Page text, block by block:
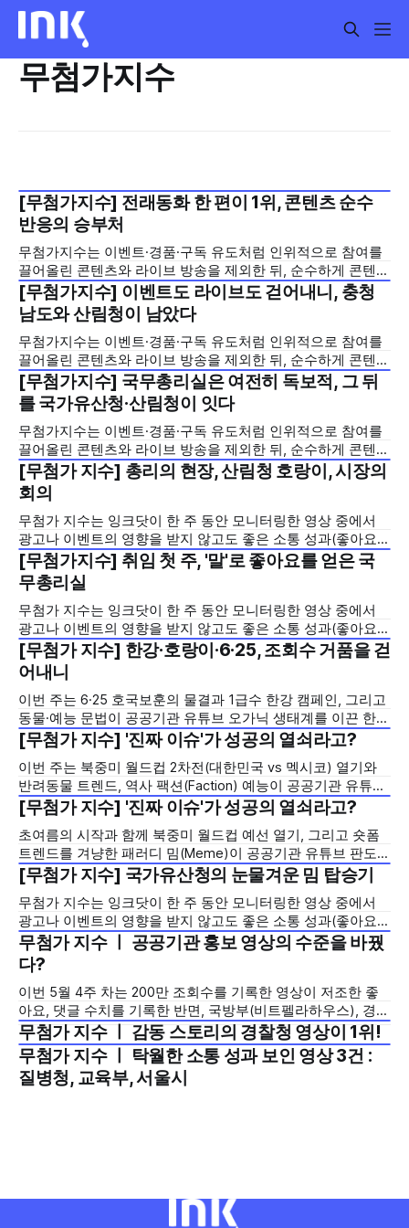
무첨가지수
2026년 7월 5주
[무첨가지수] 전래동화 한 편이 1위, 콘텐츠 순수
반응의 승부처
무첨가지수는 이벤트·경품·구독 유도처럼 인위적으로 참여를
끌어올린 콘텐츠와 라이브 방송을 제외한 뒤, 순수하게 콘텐츠
자체의 힘으로 이용자의 반응(좋아요+댓글)을 얼마나 이끌어
냈는지를 조회수 대비 비율로 측정한 지표입니다. 이벤트·경품
·추첨·응모·구독 유도 및 실시간 라이브 관련 키워드를 제목에
서 제외하고, 조회수 1,000회 이상 영상만을 대상으로 산출합
니다. 중앙행정기관과
2026년 7월 4주
[무첨가지수] 이벤트도 라이브도 걷어내니, 충청
남도와 산림청이 남았다
무첨가지수는 이벤트·경품·구독 유도처럼 인위적으로 참여를
끌어올린 콘텐츠와 라이브 방송을 제외한 뒤, 순수하게 콘텐츠
자체의 힘으로 이용자의 반응(좋아요+댓글)을 얼마나 이끌어
냈는지를 조회수 대비 비율로 측정한 지표입니다. 이벤트·경품
·추첨·응모·구독 유도 및 실시간 라이브 관련 키워드를 제목에
서 제외하고, 조회수 1,000회 이상 영상만을 대상으로 산출합
니다. 이번
2026년 7월 3주
[무첨가지수] 국무총리실은 여전히 독보적, 그 뒤
를 국가유산청·산림청이 잇다
무첨가지수는 이벤트·경품·구독 유도처럼 인위적으로 참여를
끌어올린 콘텐츠와 라이브 방송을 제외한 뒤, 순수하게 콘텐츠
자체의 힘으로 이용자의 반응(좋아요+댓글)을 얼마나 이끌어
냈는지를 조회수 대비 비율로 측정한 지표입니다. 들어가기 앞
서, 짚어둘 채널이 있습니다. 국무총리실입니다. 국무총리실은
직전 주(지수 5.11)에 이어 이번 주에도 지수 13.04로 무첨가지
수 최상위를
2026년 7월 2주
[무첨가 지수] 총리의 현장, 산림청 호랑이, 시장의
회의
무첨가 지수는 잉크닷이 한 주 동안 모니터링한 영상 중에서
광고나 이벤트의 영향을 받지 않고도 좋은 소통 성과(좋아요,
댓글)를 선보인 영상을 선정하여 소개하는 코너입니다. 물론
정책 정보의 확산을 위해 광고와 이벤트가 필요하지만, 그렇지
않고도 좋은 성과를 만들어낸 영상을 통해 여러분의 유튜브 영
상 전략에 도움이 되길 바랍니다. 이번 주는 136만
2026년 7월 1주
[무첨가지수] 취임 첫 주, '말'로 좋아요를 얻은 국
무총리실
무첨가 지수는 잉크닷이 한 주 동안 모니터링한 영상 중에서
광고나 이벤트의 영향을 받지 않고도 좋은 소통 성과(좋아요,
댓글)를 선보인 영상을 선정하여 소개하는 코너입니다. 물론
정책 정보의 확산을 위해 광고와 이벤트가 필요하지만, 그렇지
않고도 좋은 성과를 만들어낸 영상을 통해 여러분의 유튜브 영
상 전략에 도움이 되길 바랍니다. 이번 주 무첨가지수는
2026년 6월 4주
[무첨가 지수] 한강·호랑이·6·25, 조회수 거품을 걷
어내니
이번 주는 6·25 호국보훈의 물결과 1급수 한강 캠페인, 그리고
동물·예능 문법이 공공기관 유튜브 오가닉 생태계를 이끈 한
주였습니다. 집중 광고로 조회수만 끌어올린 '무반응 영상'과
순수 기획의 힘으로 시청자의 자발적 참여를 이끌어낸 6월 4
주 차 [잉크-농도 : 거품 뺀
2026년 6월 3주
[무첨가 지수] '진짜 이슈'가 성공의 열쇠라고?
이번 주는 북중미 월드컵 2차전(대한민국 vs 멕시코) 열기와
반려동물 트렌드, 역사 팩션(Faction) 예능이 공공기관 유튜브
오가닉 생태계를 삼킨 한 주였습니다. 집중 광고로 조회수를
획의 힘으로 유저들의 자발적인 댓글과 참여를 이끌어낸 6월
3주 차 [잉크-농도 : 거품 뺀 찐반응]
2026년 6월 2주
[무첨가 지수] '진짜 이슈'가 성공의 열쇠라고?
초여름의 시작과 함께 북중미 월드컵 예선 열기, 그리고 숏폼
트렌드를 겨냥한 패러디 밈(Meme)이 공공기관 유튜브 판도를
뒤흔든 한 주였습니다. 정부 출범 1주년 성과 홍보를 위해 예산
기관에서는 대중의 시선이 머무는 ' 진짜 이슈'에 올라타 폭발
적인 알고리즘
2026년 6월 1주
[무첨가 지수] 국가유산청의 눈물겨운 밈 탑승기
무첨가 지수는 잉크닷이 한 주 동안 모니터링한 영상 중에서
광고나 이벤트의 영향을 받지 않고도 좋은 소통 성과(좋아요,
댓글)을 선보인 영상을 선정하여 소개하는 코너입니다. 물론
정책 정보의 확산을 위해 광고와 이벤트가 필요하지만, 그렇지
않고도 좋은 성과를 만들어낸 영상을 통해 여러분의 유튜브 영
상 전략에 도움이 되길 바랍니다. 이번 6월 1주
2026년 5월 4주
무첨가 지수 ㅣ 공공기관 홍보 영상의 수준을 바꿨
다?
이번 5월 4주 차는 200만 조회수를 기록한 영상이 저조한 좋
아요, 댓글 수치를 기록한 반면, 국방부(비트펠라하우스), 경호
처(홍범석), 전라남도(윤남노)는 민간에서 검증된 크리에이터
나 강력한 예능적 코드를 기관의 고유 목적과 영리하게 결합해
의미있는 성과를 만들어 냈습니다. 🏆 1위. 국방부 (일반 영상)
* 영상 제목: [국방부×비트펠라하우스] K-방산을 ‘비트박스’로
2026년 5월 3주
무첨가 지수 ㅣ 감동 스토리의 경찰청 영상이 1위!
2026년 5월 1주
무첨가 지수 ㅣ 탁월한 소통 성과 보인 영상 3건 :
질병청, 교육부, 서울시